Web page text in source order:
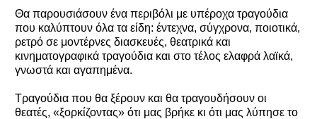
Θα παρουσιάσουν ένα περιβόλι με υπέροχα τραγούδια
που καλύπτουν όλα τα είδη: έντεχνα, σύγχρονα, ποιοτικά,
ρετρό σε μοντέρνες διασκευές, θεατρικά και
κινηματογραφικά τραγούδια και στο τέλος ελαφρά λαϊκά,
γνωστά και αγαπημένα.
Τραγούδια που θα ξέρουν και θα τραγουδήσουν οι
θεατές, «ξορκίζοντας» ότι μας βρήκε κι ότι μας λύπησε το